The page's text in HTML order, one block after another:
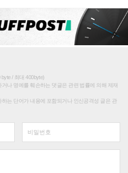
/ 최대 400byte)
나 명예를 훼손하는 댓글은 관련 법률에 의해 제재
는 단어가 내용에 포함되거나 인신공격성 글은 관